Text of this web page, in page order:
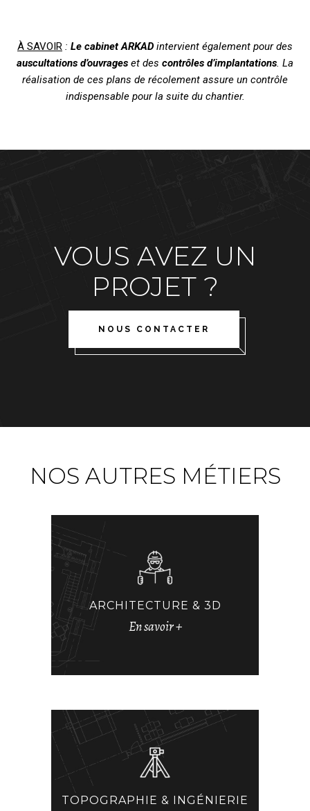
À SAVOIR : Le cabinet ARKAD intervient également pour des
auscultations d’ouvrages et des contrôles d’implantations. La
réalisation de ces plans de récolement assure un contrôle
indispensable pour la suite du chantier.
VOUS AVEZ UN
PROJET ?
NOUS CONTACTER
NOS AUTRES MÉTIERS
ARCHITECTURE & 3D
En savoir +
TOPOGRAPHIE & INGÉNIERIE